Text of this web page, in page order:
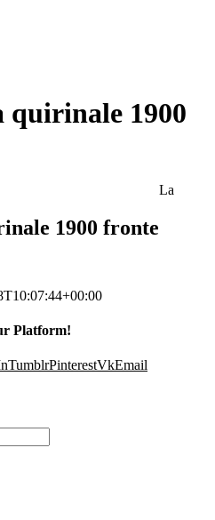
quirinale 1900
1900 fronte
Platform!
TumblrPinterestVkEmail
La